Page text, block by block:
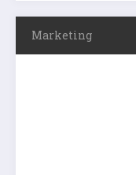
Marketing